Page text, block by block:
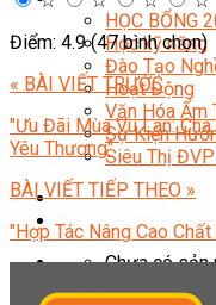
HỌC BỔNG
Học kỹ năng
Đào Tạo
Hoạt Động
Văn Hóa Ẩm
Sự Kiện
Siêu Thị
Chưa có sản
Điểm: 4.9 (47 bình chọn)
« BÀI VIẾT TRƯỚC
"Ưu Đãi Mùa Vu Lan:
Yêu Thương"
BÀI VIẾT TIẾP THEO »
"Hợp Tác Nâng Cao